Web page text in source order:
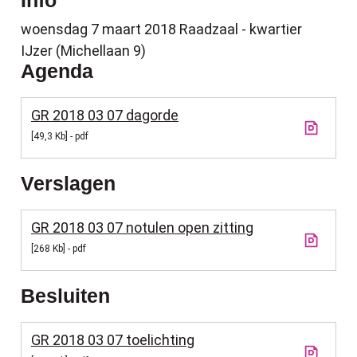
woensdag 7 maart 2018 Raadzaal - kwartier
IJzer (Michellaan 9)
Agenda
GR 2018 03 07 dagorde
49,3 Kb pdf
Verslagen
GR 2018 03 07 notulen open zitting
268 Kb pdf
Besluiten
GR 2018 03 07 toelichting